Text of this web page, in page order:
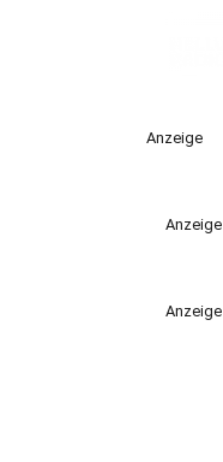
Anzeige
Anzeige
Anzeige